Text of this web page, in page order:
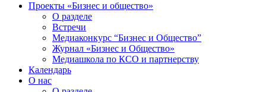
Проекты «Бизнес и общество»
О разделе
Встречи
Медиаконкурс “Бизнес и Общество”
Журнал «Бизнес и Общество»
Медиашкола по КСО и партнерству
Календарь
О нас